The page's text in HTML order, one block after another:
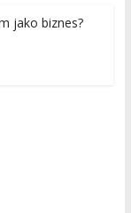
jako biznes?